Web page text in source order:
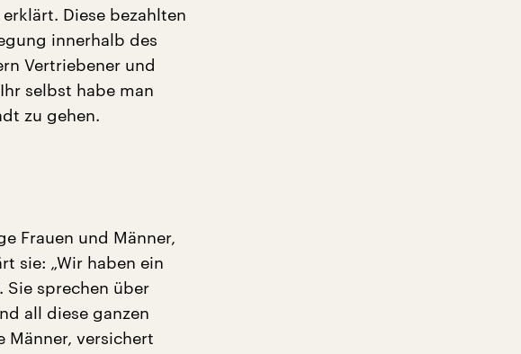
Diese bezahlten
innerhalb des
Vertriebener und
selbst habe man
zu gehen.
Frauen und Männer,
sie: „Wir haben ein
Sie sprechen über
all diese ganzen
Männer, versichert